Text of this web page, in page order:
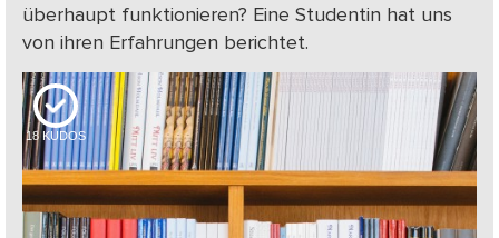
überhaupt funktionieren? Eine Studentin hat uns
von ihren Erfahrungen berichtet.
18 KUDOS